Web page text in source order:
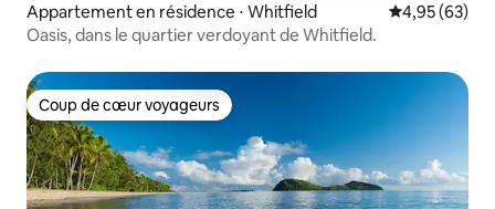
Appartement en résidence ⋅ Whitfield Évaluation
4,95 (63)
Oasis, dans le quartier verdoyant de Whitfield.
Coup de cœur voyageurs
Coup de cœur voyageurs